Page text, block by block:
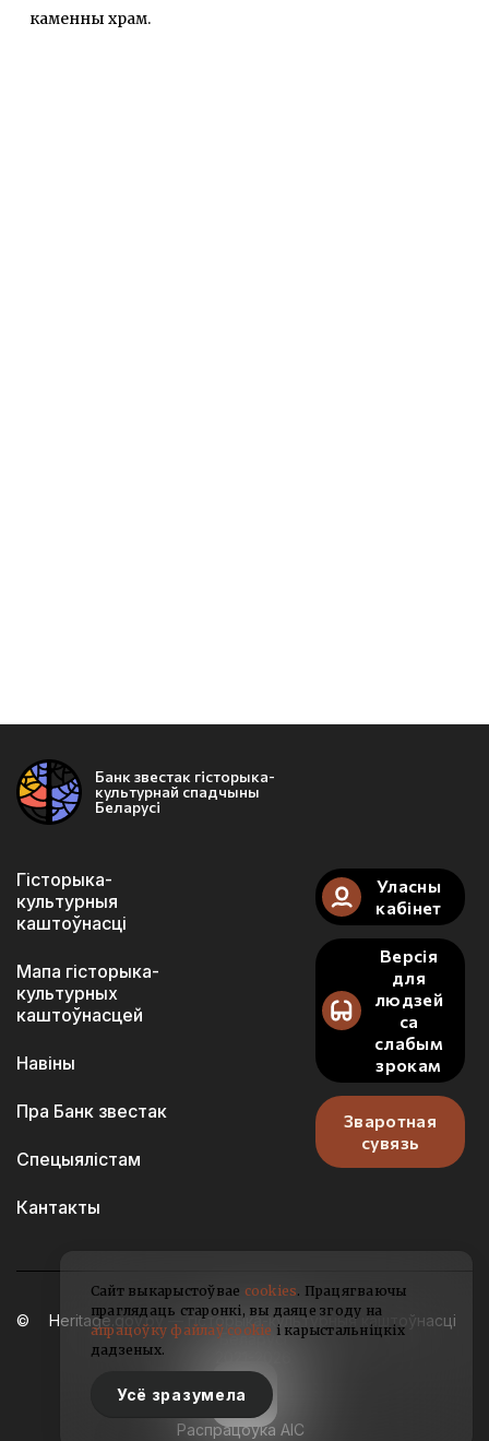
каменны храм.
Банк звестак гісторыка-
культурнай спадчыны
Беларусі
Гісторыка-
культурныя
каштоўнасці
Мапа гісторыка-
культурных
каштоўнасцей
Навіны
Пра Банк звестак
Спецыялістам
Кантакты
Уласны
кабінет
Версія
для
людзей
са
слабым
зрокам
Зваротная
сувязь
Heritage.gov.by — гісторыка-культурныя каштоўнасці
Беларусі
Распрацоўка АІС
Сайт выкарыстоўвае cookies. Працягваючы
праглядаць старонкі, вы даяце згоду на
апрацоўку файлаў cookie і карыстальніцкіх
дадзеных.
Усё зразумела